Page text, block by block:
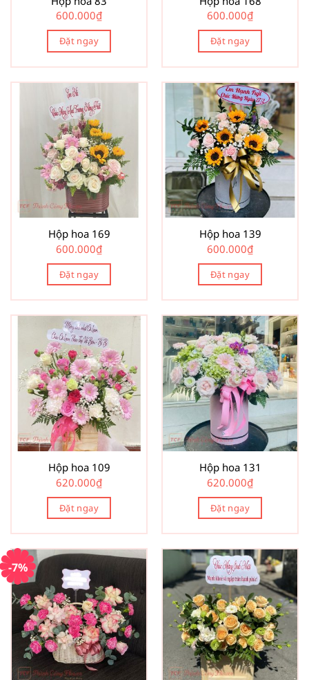
600.000₫
Đặt ngay
600.000₫
Đặt ngay
Hộp hoa 169
600.000₫
Đặt ngay
Hộp hoa 139
600.000₫
Đặt ngay
Hộp hoa 109
620.000₫
Đặt ngay
Hộp hoa 131
620.000₫
Đặt ngay
-7%